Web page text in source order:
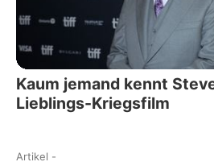
Kaum jemand kennt
Lieblings-Kriegsfilm
Artikel -